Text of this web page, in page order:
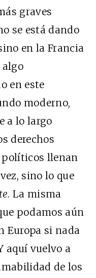
graves
se está dando
en la Francia
algo
en este
moderno,
a lo largo
derechos
políticos llenan
sino lo que
. La misma
podamos aún
Europa si nada
aquí vuelvo a
de los